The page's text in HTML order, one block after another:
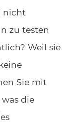
nicht
zu testen
Weil sie
Sie mit
die